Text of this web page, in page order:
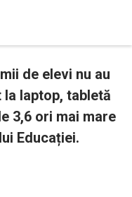
de elevi nu au
laptop, tabletă
3,6 ori mai mare
Educației.